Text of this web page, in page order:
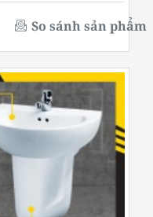
So sánh sản phẩm